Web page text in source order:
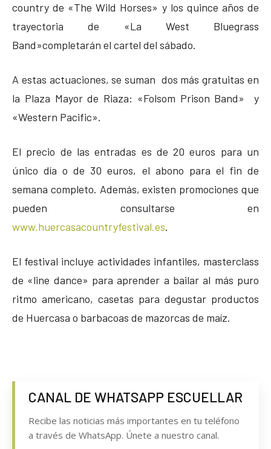
country de «The Wild Horses» y los quince años de
trayectoria de «La West Bluegrass
Band»completarán el cartel del sábado.
A estas actuaciones, se suman dos más gratuitas en
la Plaza Mayor de Riaza: «Folsom Prison Band» y
«Western Pacific».
El precio de las entradas es de 20 euros para un
único día o de 30 euros, el abono para el fin de
semana completo. Además, existen promociones que
pueden consultarse en
www.huercasacountryfestival.es.
El festival incluye actividades infantiles, masterclass
de «line dance» para aprender a bailar al más puro
ritmo americano, casetas para degustar productos
de Huercasa o barbacoas de mazorcas de maíz.
CANAL DE WHATSAPP ESCUELLAR
Recibe las noticias más importantes en tu teléfono
a través de WhatsApp. Únete a nuestro canal.